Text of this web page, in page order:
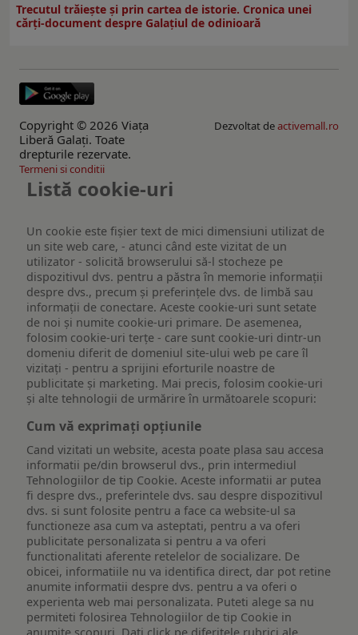
Trecutul trăiește și prin cartea de istorie. Cronica unei
cărți-document despre Galațiul de odinioară
Copyright © 2026 Viaţa
Liberă Galaţi. Toate
drepturile rezervate.
Dezvoltat deactivemall.ro
Termeni si conditii
Listă cookie-uri
Un cookie este fişier text de mici dimensiuni utilizat de
un site web care, - atunci când este vizitat de un
utilizator - solicită browserului să-l stocheze pe
dispozitivul dvs. pentru a păstra în memorie informații
despre dvs., precum și preferințele dvs. de limbă sau
informații de conectare. Aceste cookie-uri sunt setate
de noi și numite cookie-uri primare. De asemenea,
folosim cookie-uri terțe - care sunt cookie-uri dintr-un
domeniu diferit de domeniul site-ului web pe care îl
vizitați - pentru a sprijini eforturile noastre de
publicitate și marketing. Mai precis, folosim cookie-uri
și alte tehnologii de urmărire în următoarele scopuri:
Cum vă exprimați opțiunile
Cand vizitati un website, acesta poate plasa sau accesa
informatii pe/din browserul dvs., prin intermediul
Tehnologiilor de tip Cookie. Aceste informatii ar putea
fi despre dvs., preferintele dvs. sau despre dispozitivul
dvs. si sunt folosite pentru a face ca website-ul sa
functioneze asa cum va asteptati, pentru a va oferi
publicitate personalizata si pentru a va oferi
functionalitati aferente retelelor de socializare. De
obicei, informatiile nu va identifica direct, dar pot retine
anumite informatii despre dvs. pentru a va oferi o
experienta web mai personalizata. Puteti alege sa nu
permiteti folosirea Tehnologiilor de tip Cookie in